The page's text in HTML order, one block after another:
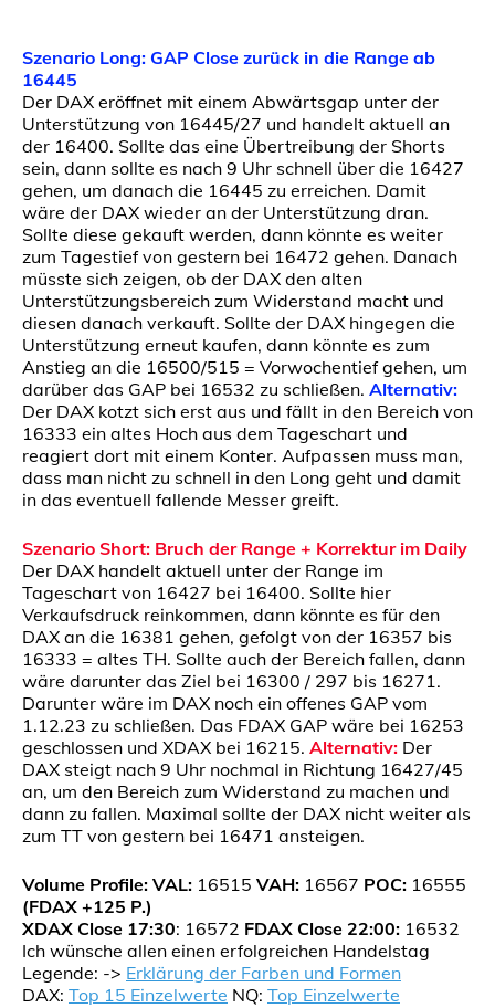
Szenario Long: GAP Close zurück in die Range ab
16445
Der DAX eröffnet mit einem Abwärtsgap unter der
Unterstützung von 16445/27 und handelt aktuell an
der 16400. Sollte das eine Übertreibung der Shorts
sein, dann sollte es nach 9 Uhr schnell über die 16427
gehen, um danach die 16445 zu erreichen. Damit
wäre der DAX wieder an der Unterstützung dran.
Sollte diese gekauft werden, dann könnte es weiter
zum Tagestief von gestern bei 16472 gehen. Danach
müsste sich zeigen, ob der DAX den alten
Unterstützungsbereich zum Widerstand macht und
diesen danach verkauft. Sollte der DAX hingegen die
Unterstützung erneut kaufen, dann könnte es zum
Anstieg an die 16500/515 = Vorwochentief gehen, um
darüber das GAP bei 16532 zu schließen. Alternativ:
Der DAX kotzt sich erst aus und fällt in den Bereich von
16333 ein altes Hoch aus dem Tageschart und
reagiert dort mit einem Konter. Aufpassen muss man,
dass man nicht zu schnell in den Long geht und damit
in das eventuell fallende Messer greift.
Szenario Short: Bruch der Range + Korrektur im Daily
Der DAX handelt aktuell unter der Range im
Tageschart von 16427 bei 16400. Sollte hier
Verkaufsdruck reinkommen, dann könnte es für den
DAX an die 16381 gehen, gefolgt von der 16357 bis
16333 = altes TH. Sollte auch der Bereich fallen, dann
wäre darunter das Ziel bei 16300 / 297 bis 16271.
Darunter wäre im DAX noch ein offenes GAP vom
1.12.23 zu schließen. Das FDAX GAP wäre bei 16253
geschlossen und XDAX bei 16215. Alternativ: Der
DAX steigt nach 9 Uhr nochmal in Richtung 16427/45
an, um den Bereich zum Widerstand zu machen und
dann zu fallen. Maximal sollte der DAX nicht weiter als
zum TT von gestern bei 16471 ansteigen.
Volume Profile: VAL: 16515 VAH: 16567 POC: 16555
(FDAX +125 P.)
XDAX Close 17:30: 16572 FDAX Close 22:00: 16532
Ich wünsche allen einen erfolgreichen Handelstag
Legende: -> Erklärung der Farben und Formen
DAX: Top 15 Einzelwerte NQ: Top Einzelwerte